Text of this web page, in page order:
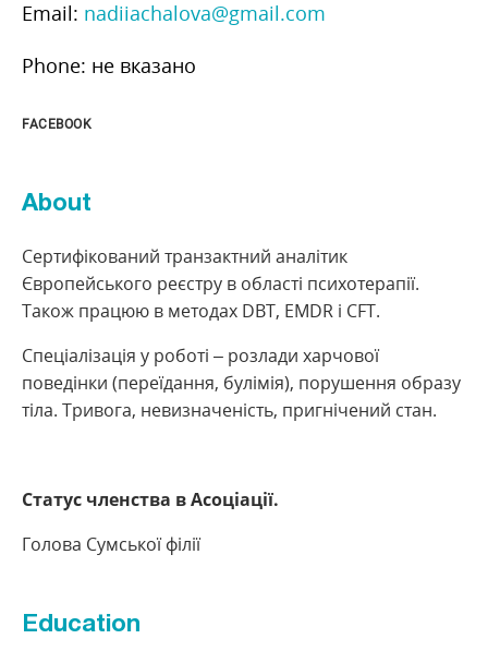
Email: nadiiachalova@gmail.com
Phone: не вказано
FACEBOOK
About
Сертифікований транзактний аналітик
Європейського реєстру в області психотерапії.
Також працюю в методах DBT, EMDR і CFT.
Спеціалізація у роботі – розлади харчової
поведінки (переїдання, булімія), порушення образу
тіла. Тривога, невизначеність, пригнічений стан.
Статус членства в Асоціації.
Голова Сумської філії
Education